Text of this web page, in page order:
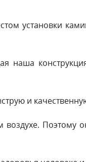
установки
наша
и
Поэтому